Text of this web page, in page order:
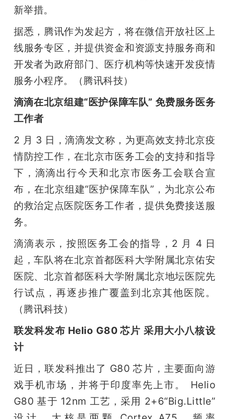
新举措。
据悉，腾讯作为发起方，将在微信开放社区上
线服务专区，并提供资金和资源支持服务商和
开发者为政府部门、医疗机构等快速开发疫情
服务小程序。（腾讯科技）
滴滴在北京组建“医护保障车队” 免费服务医务
工作者
2 月 3 日，滴滴发文称，为更高效支持北京疫
情防控工作，在北京市医务工会的支持和指导
下，滴滴出行今天和北京市医务工会联合宣
布，在北京组建“医护保障车队”，为北京公布
的救治定点医院医务工作者，提供免费接送服
务。
滴滴表示，按照医务工会的指导，2 月 4 日
起，车队将在北京首都医科大学附属北京佑安
医院、北京首都医科大学附属北京地坛医院先
行试点，再逐步推广覆盖到北京其他医院。
（腾讯科技）
联发科发布 Helio G80 芯片 采用大小八核设
计
近日，联发科推出了 G80 芯片，主要面向游
戏手机市场，并将于印度率先上市。	Helio
G80 基于 12nm 工艺，采用 2+6“Big.Little”